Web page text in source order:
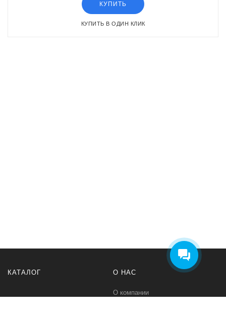
КУПИТЬ
КУПИТЬ В ОДИН КЛИК
КАТАЛОГ О НАС
О компании